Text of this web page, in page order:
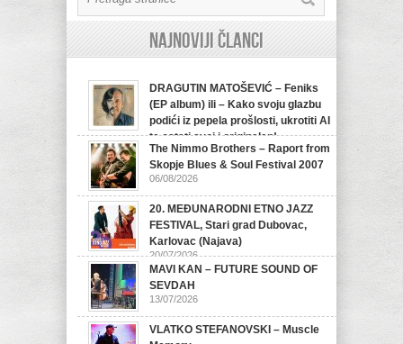
Najnoviji članci
DRAGUTIN MATOŠEVIĆ – Feniks
(EP album) ili – Kako svoju glazbu
podići iz pepela prošlosti, ukrotiti AI
te ostati svoj i originalan!
07/08/2026
The Nimmo Brothers – Raport from
Skopje Blues & Soul Festival 2007
06/08/2026
20. MEĐUNARODNI ETNO JAZZ
FESTIVAL, Stari grad Dubovac,
Karlovac (Najava)
20/07/2026
MAVI KAN – FUTURE SOUND OF
SEVDAH
13/07/2026
VLATKO STEFANOVSKI – Muscle